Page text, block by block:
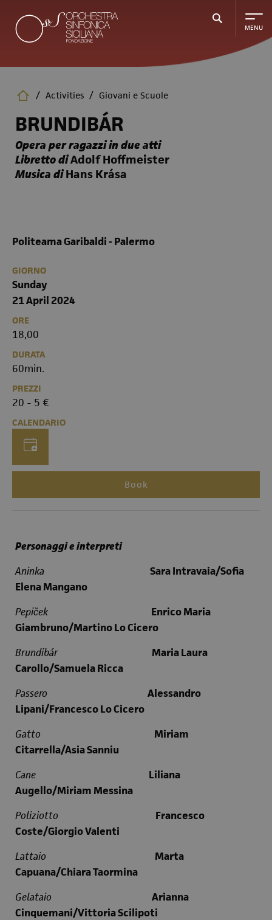
main
content
/ Activities / Giovani e Scuole
BRUNDIBÁR
Opera per ragazzi in due atti
Libretto diAdolf Hoffmeister
Musica diHans Krása
Politeama Garibaldi - Palermo
GIORNO
Sunday
21 April 2024
ORE
18,00
DURATA
60min.
PREZZI
20 - 5 €
CALENDARIO
Book
Personaggi e interpreti
Aninka
Sara Intravaia/Sofia
Elena Mangano
Pepiček
Enrico Maria
Giambruno/Martino Lo Cicero
Brundibár
Maria Laura
Carollo/Samuela Ricca
Passero
Alessandro
Lipani/Francesco Lo Cicero
Gatto
Miriam
Citarrella/Asia Sanniu
Cane
Liliana
Augello/Miriam Messina
Poliziotto
Francesco
Coste/Giorgio Valenti
Lattaio
Marta
Capuana/Chiara Taormina
Gelataio
Arianna
Cinquemani/Vittoria Scilipoti